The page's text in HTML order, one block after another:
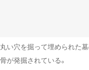
丸い穴を掘って埋められた
骨が発掘されている。